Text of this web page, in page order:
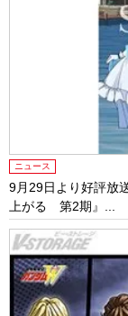
ニュース
9月29日より好評放
上がる 第2期』...